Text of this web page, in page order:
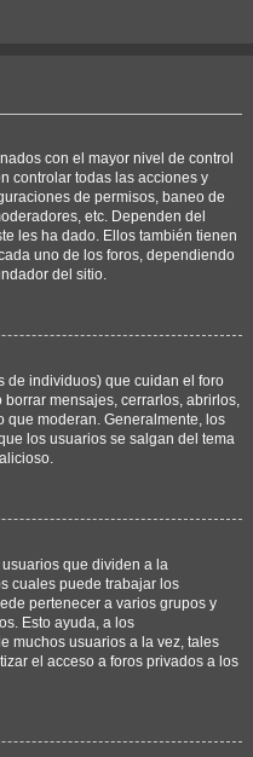
con el mayor nivel de control
controlar todas las acciones y
de permisos, baneo de
etc. Dependen del
les ha dado. Ellos también tienen
uno de los foros, dependiendo
del sitio.
de individuos) que cuidan el foro
mensajes, cerrarlos, abrirlos,
que moderan. Generalmente, los
los usuarios se salgan del tema
que dividen a la
cuales puede trabajar los
pertenecer a varios grupos y
Esto ayuda, a los
muchos usuarios a la vez, tales
el acceso a foros privados a los